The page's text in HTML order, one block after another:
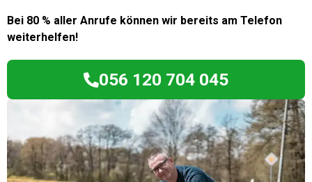
Bei 80 % aller Anrufe können wir bereits am Telefon
weiterhelfen!
056 120 704 045